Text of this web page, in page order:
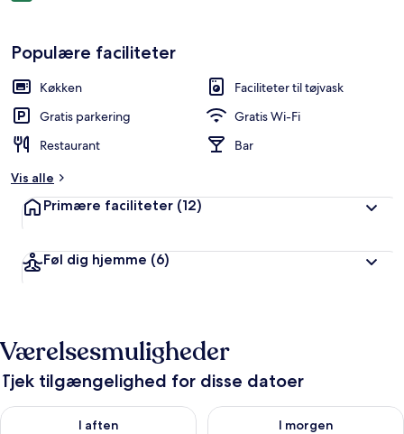
Populære faciliteter
Køkken
Faciliteter til tøjvask
Gratis parkering
Gratis Wi-Fi
Restaurant
Bar
Vis alle
Primære faciliteter (12)
Føl dig hjemme (6)
Værelsesmuligheder
Tjek tilgængelighed for disse datoer
I aften
Tjek tilgængelighed for i aften aug. 8 - aug. 9
I morgen
Tjek tilgængelighed for i